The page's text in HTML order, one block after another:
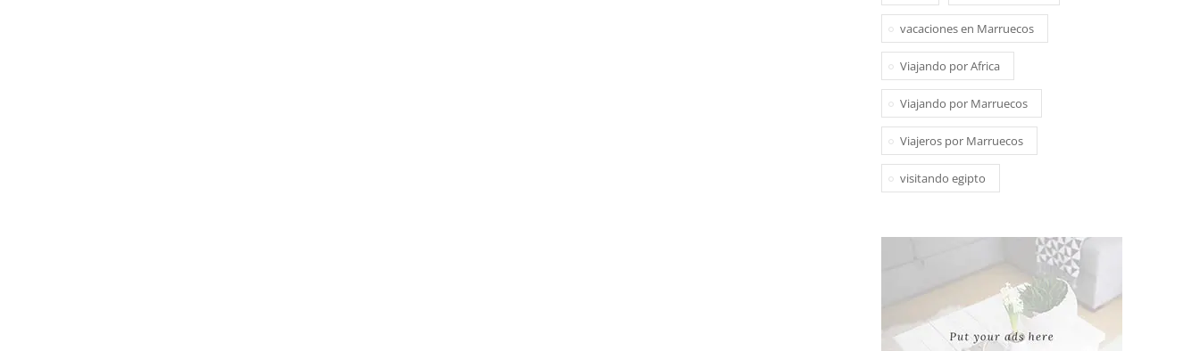
vacaciones en Marruecos
Viajando por Africa
Viajando por Marruecos
Viajeros por Marruecos
visitando egipto